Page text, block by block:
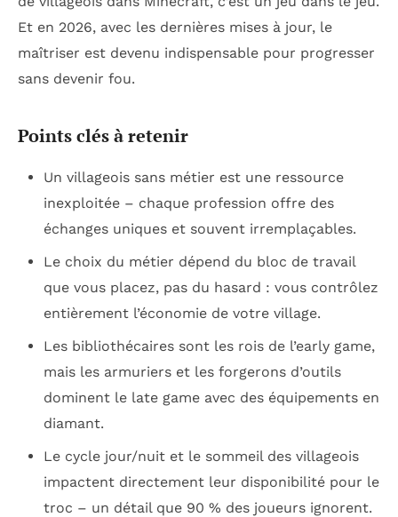
Et en 2026, avec les dernières mises à jour, le
maîtriser est devenu indispensable pour progresser
sans devenir fou.
Points clés à retenir
Un villageois sans métier est une ressource
inexploitée – chaque profession offre des
échanges uniques et souvent irremplaçables.
Le choix du métier dépend du bloc de travail
que vous placez, pas du hasard : vous contrôlez
entièrement l’économie de votre village.
Les bibliothécaires sont les rois de l’early game,
mais les armuriers et les forgerons d’outils
dominent le late game avec des équipements en
diamant.
Le cycle jour/nuit et le sommeil des villageois
impactent directement leur disponibilité pour le
troc – un détail que 90 % des joueurs ignorent.